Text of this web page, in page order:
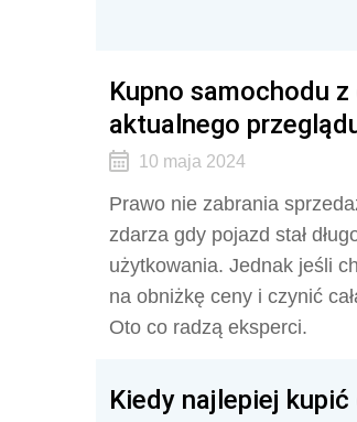
Kupno samochodu
aktualnego
10 maja 2024
Prawo nie zabrania
zdarza gdy pojazd stał
użytkowania. Jednak jeśli
na obniżkę ceny i czynić
Oto co radzą eksperci.
Kiedy najlepiej kupić